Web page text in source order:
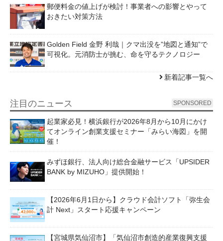
郵便料金の値上げが検討！事業者への影響とやって
おきたい対策方法
Golden Field 金野 利哉｜クマ出没を”地図と通知”で
可視化。元消防士が挑む、命を守るテクノロジー
新着記事一覧へ
注目のニュース SPONSORED
起業家必見！横浜銀行が2026年8月から10月にかけ
てオンライン創業支援セミナー「みらい海図」を開
催！
みずほ銀行、法人向け総合金融サービス「UPSIDER
BANK by MIZUHO」提供開始！
【2026年6月1日から】クラウド会計ソフト「弥生会
計 Next」スタート応援キャンペーン
【宮城県気仙沼市】「気仙沼市創造的産業復興支援